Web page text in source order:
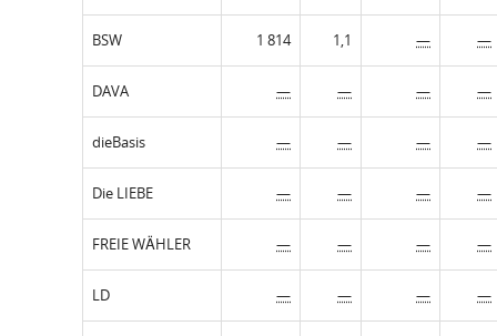
BSW 1 814 1,1 — —
DAVA — — — —
dieBasis — — — —
Die LIEBE — — — —
FREIE WÄHLER — — — —
LD — — — —